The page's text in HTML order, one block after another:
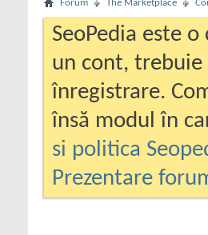
Forum The Marketplace
SeoPedia este
un cont,
înregistrare.
însă modul în
si politica
Prezentare